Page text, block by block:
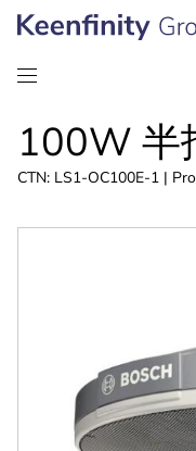
100W 半
CTN: LS1-OC100E-1 |